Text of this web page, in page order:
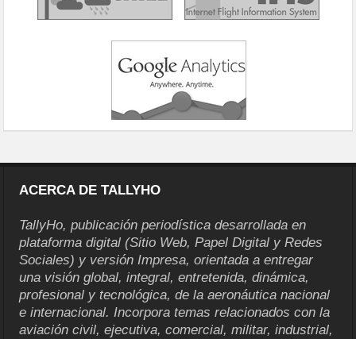
ACERCA DE TALLYHO
TallyHo, publicación periodística desarrollada en
plataforma digital (Sitio Web, Papel Digital y Redes
Sociales) y versión Impresa, orientada a entregar
una visión global, integral, entretenida, dinámica,
profesional y tecnológica, de la aeronáutica nacional
e internacional. Incorpora temas relacionados con la
aviación civil, ejecutiva, comercial, militar, industrial,